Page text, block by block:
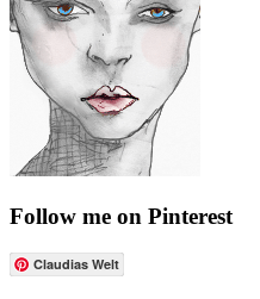
Follow me on Pinterest
Claudias Welt